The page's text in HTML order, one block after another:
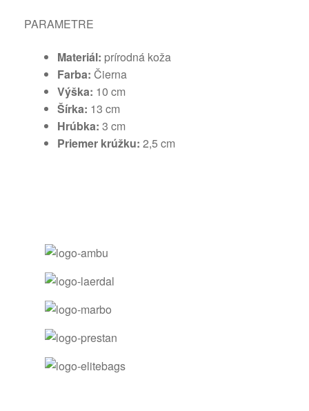
PARAMETRE
Materiál: prírodná koža
Farba: Čierna
Výška: 10 cm
Šírka: 13 cm
Hrúbka: 3 cm
Priemer krúžku: 2,5 cm